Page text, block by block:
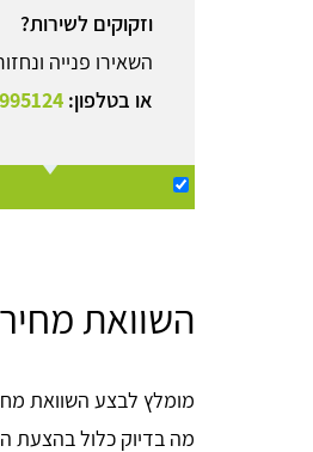
וזקוקים לשירות?
השאירו פנייה
או בטלפון:
השוואת
מומלץ לבצע השוואת
מה בדיוק כלול בהצעת